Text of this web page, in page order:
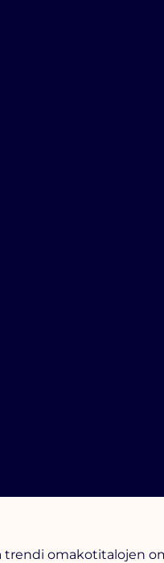
omakotitalojen